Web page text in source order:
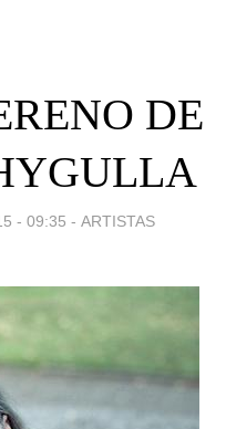
DE
- 09:35 - ARTISTAS